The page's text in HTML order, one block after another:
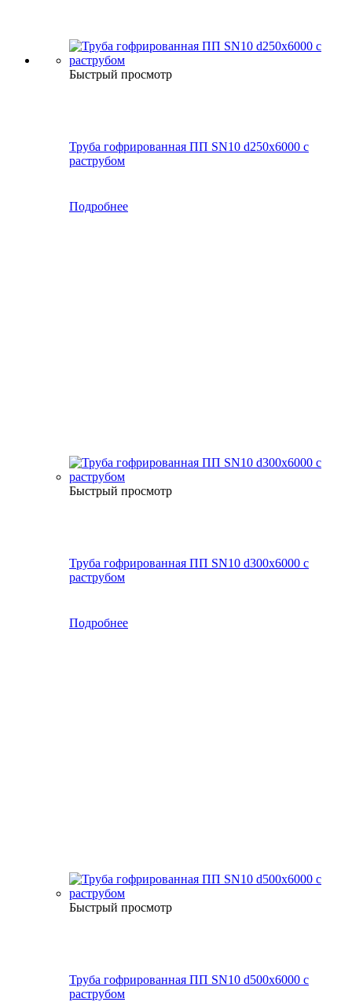
Быстрый просмотр
Труба гофрированная ПП SN10 d250х6000 с
раструбом
Подробнее
Быстрый просмотр
Труба гофрированная ПП SN10 d300х6000 с
раструбом
Подробнее
Быстрый просмотр
Труба гофрированная ПП SN10 d500х6000 с
раструбом